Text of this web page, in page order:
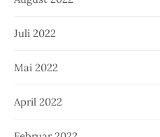
Juli 2022
Mai 2022
April 2022